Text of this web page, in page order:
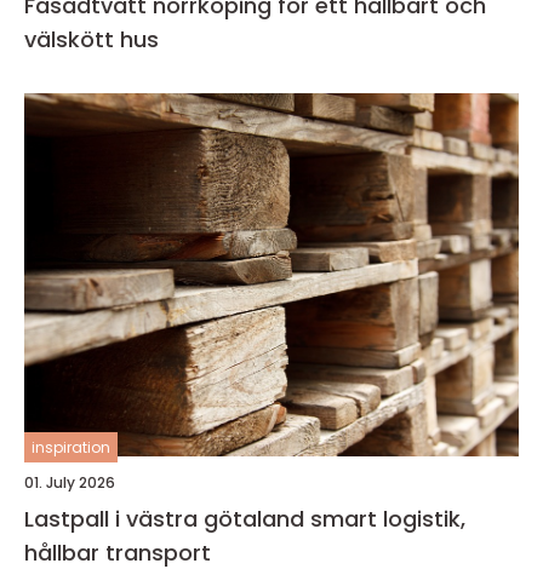
välskött hus
inspiration
01. July 2026
Lastpall i västra götaland smart logistik,
hållbar transport